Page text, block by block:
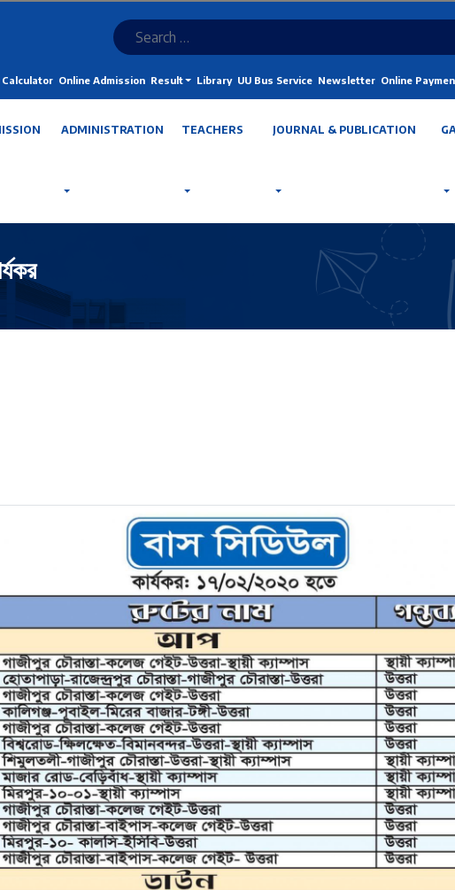
Online Admission Result Library UU Bus Service Newsletter Online
ADMINISTRATION TEACHERS JOURNAL & PUBLICATION